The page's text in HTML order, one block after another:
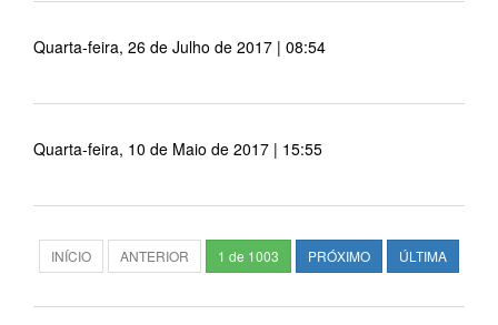
Quarta-feira, 26 de Julho de 2017 | 08:54
Quarta-feira, 10 de Maio de 2017 | 15:55
INÍCIO ANTERIOR 1 de 1003 PRÓXIMO ÚLTIMA